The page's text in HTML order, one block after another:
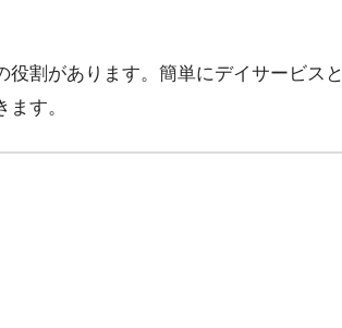
割があります。簡単にデイサービスと
す。